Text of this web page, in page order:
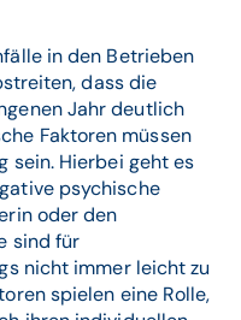
in den Betrieben
dass die
Jahr deutlich
Faktoren müssen
sein. Hierbei geht es
psychische
oder den
sind für
nicht immer leicht zu
spielen eine Rolle,